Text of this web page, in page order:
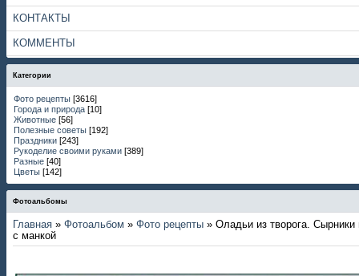
КОНТАКТЫ
КОММЕНТЫ
Категории
Фото рецепты [3616]
Города и природа [10]
Животные [56]
Полезные советы [192]
Праздники [243]
Рукоделие своими руками [389]
Разные [40]
Цветы [142]
Фотоальбомы
Главная » Фотоальбом » Фото рецепты » Оладьи из творога. Сырники
с манкой